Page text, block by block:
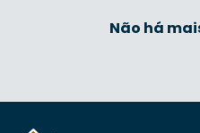
Não há